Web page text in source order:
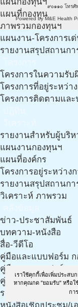
เราใช้คุกกี้เพื่อเพิ่มประสบ
หากคุณกด "ยอมรับ" หรือใ
กา
แผนที่กองทุน
ภาพรวมกองทุนฯ
แผนงาน-โครงการเ
รายงานสรุปสถานก
โครงการในความรั
โครงการที่อยู่ระหว่า
โครงการติดตามและ
รายงานสำหรับผู้บริห
แผนงานกองทุนฯ
แผนที่องค์กร
โครงการอยู่ระหว่าง
รายงานสรุปสถานก
วิเคราะห์ ภาพรวม
ข่าว-ประชาสัมพันธ์
บทความ-หนังสือ
สื่อ-วีดีโอ
คู่มือและแบบฟอร์ม ก
คู่มือและแบบฟอร์ม ก
คู่มือ เอกสารฯ และ
รวมเอกสารเกี่ยวกับ
หนังสือเชิญประชุม/เ
๙๐๑๑๐ โทร
Powered byM&E Health